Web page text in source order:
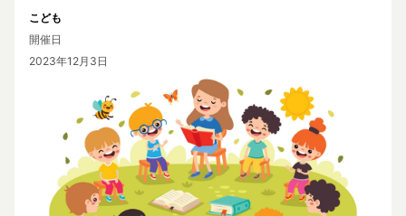
こども
開催日
2023年12月3日